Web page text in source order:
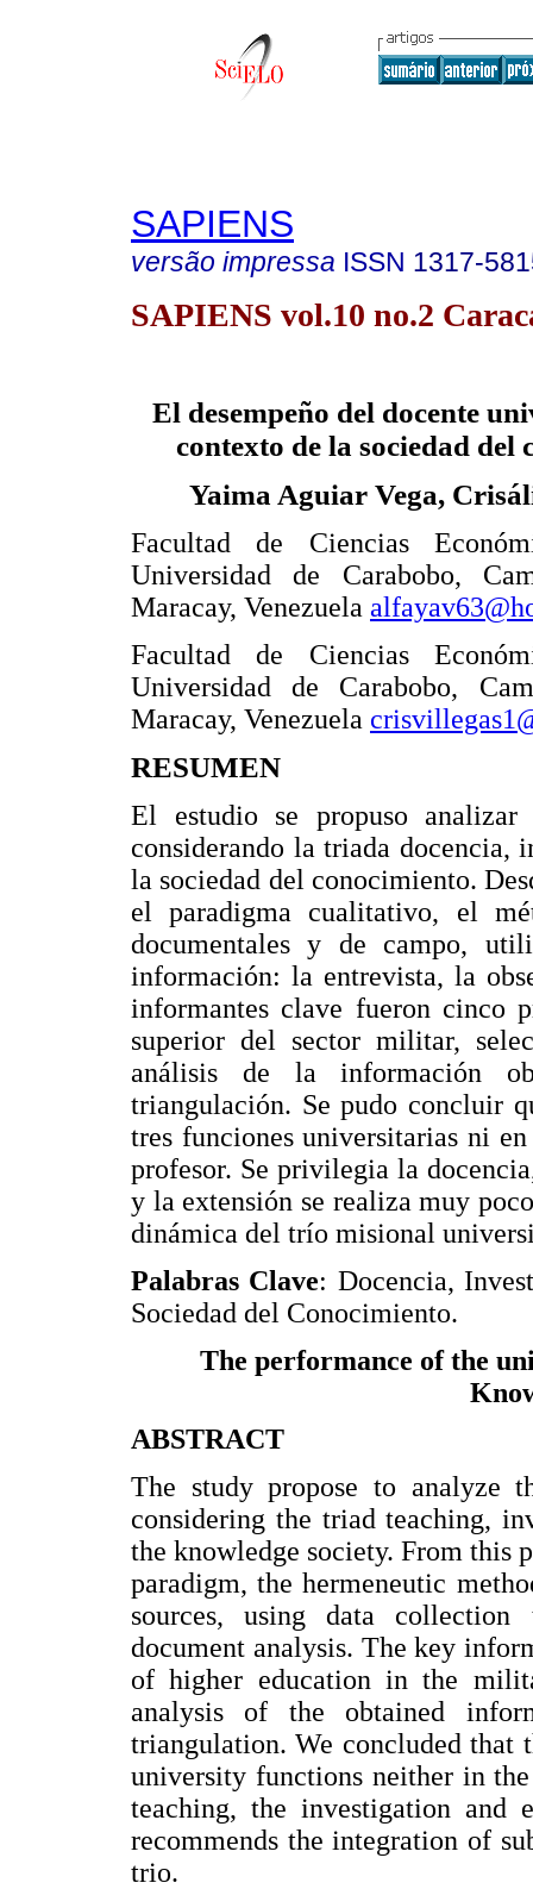
SAPIENS
versão impressa ISSN 1317-
SAPIENS vol.10 no.2
El desempeño del docente
contexto de la sociedad del
Yaima Aguiar Vega,
Facultad de Ciencias
Universidad de Carabobo,
Maracay, Venezuela
Facultad de Ciencias
Universidad de Carabobo,
Maracay, Venezuela
RESUMEN
El estudio se propuso analizar
considerando la triada docencia,
la sociedad del conocimiento.
el paradigma cualitativo, el
documentales y de campo,
información: la entrevista, la
informantes clave fueron cinco
superior del sector militar,
análisis de la información
triangulación. Se pudo concluir
tres funciones universitarias ni
profesor. Se privilegia la
y la extensión se realiza muy
dinámica del trío misional
Palabras Clave: Docencia,
Sociedad del Conocimiento.
The performance of the
ABSTRACT
The study propose to analyze
considering the triad teaching,
the knowledge society. From this
paradigm, the hermeneutic
sources, using data collection
document analysis. The key
of higher education in the
analysis of the obtained
triangulation. We concluded that
university functions neither in
teaching, the investigation
recommends the integration of
trio.